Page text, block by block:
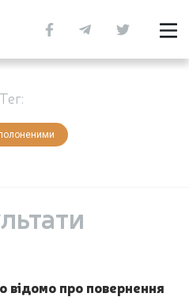
Тег:
про повернення